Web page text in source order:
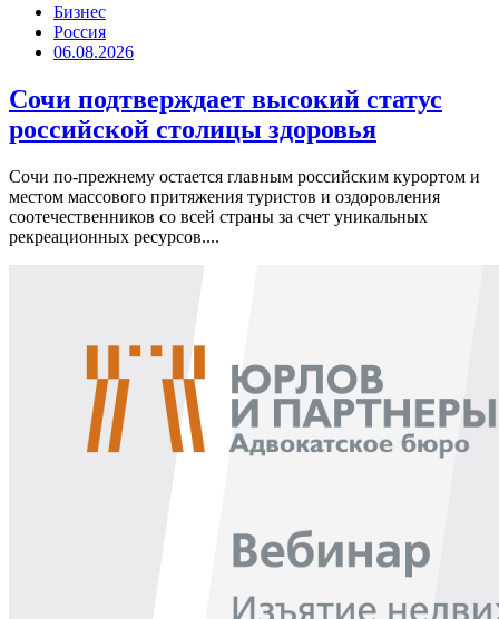
Бизнес
Россия
06.08.2026
Сочи подтверждает высокий статус
российской столицы здоровья
Сочи по-прежнему остается главным российским курортом и
местом массового притяжения туристов и оздоровления
соотечественников со всей страны за счет уникальных
рекреационных ресурсов....